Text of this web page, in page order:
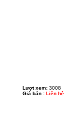
Lượt xem: 3008
Giá bán : Liên hệ